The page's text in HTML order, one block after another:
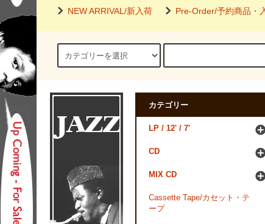
NEW ARRIVAL/新入荷 Pre-Order/予約商品・
カテゴリー
LP / 12' / 7'
CD
MIX CD
Cassette Tape/カセット・テ
ープ